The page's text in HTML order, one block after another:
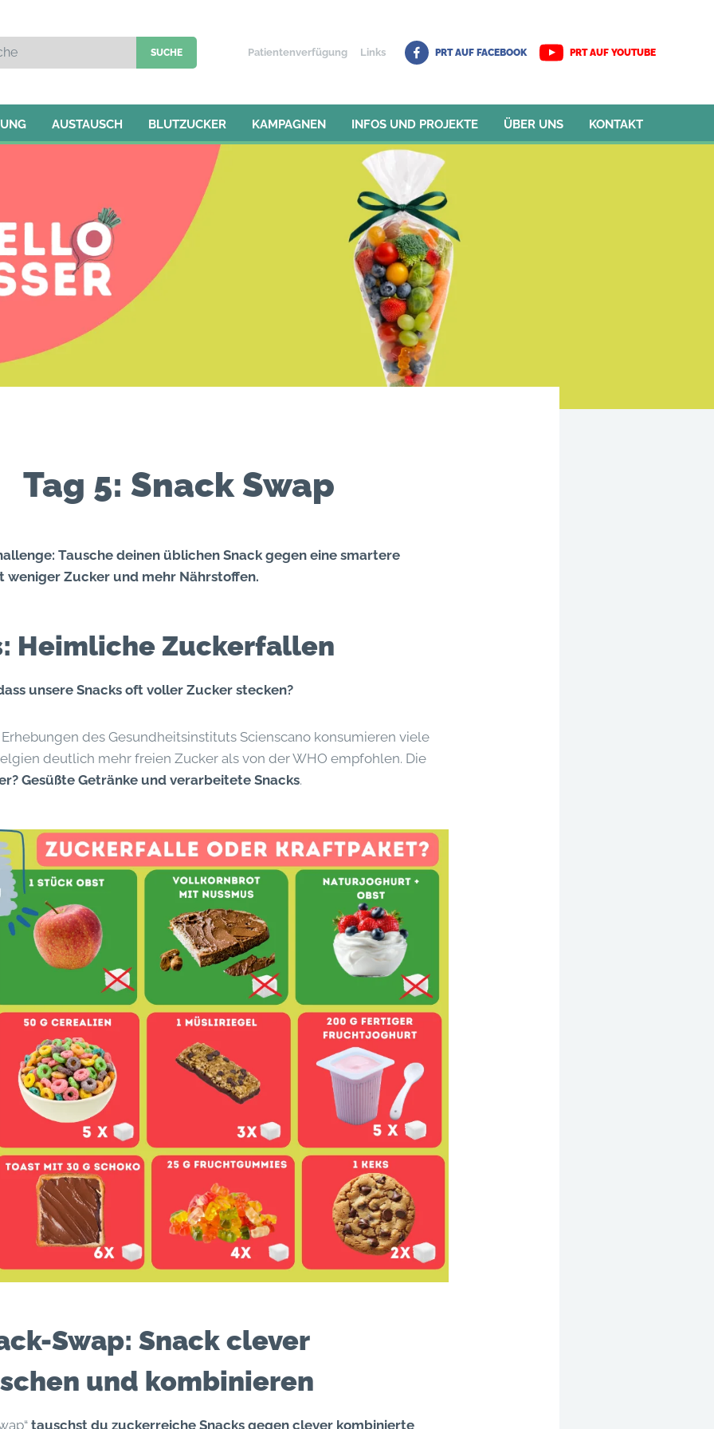
Patientenverfügung Links PRT AUF FACEBOOK PRT AUF YOUTUBE
AUSTAUSCH BLUTZUCKER KAMPAGNEN INFOS UND PROJEKTE ÜBER UNS KONTAKT
Tag 5: Snack Swap
Tausche deinen üblichen Snack gegen eine smartere
weniger Zucker und mehr Nährstoffen.
Heimliche Zuckerfallen
unsere Snacks oft voller Zucker stecken?
des Gesundheitsinstituts Scienscano konsumieren viele
deutlich mehr freien Zucker als von der WHO empfohlen. Die
Gesüßte Getränke und verarbeitete Snacks.
Swap: Snack clever
und kombinieren
tauschst du zuckerreiche Snacks gegen clever kombinierte